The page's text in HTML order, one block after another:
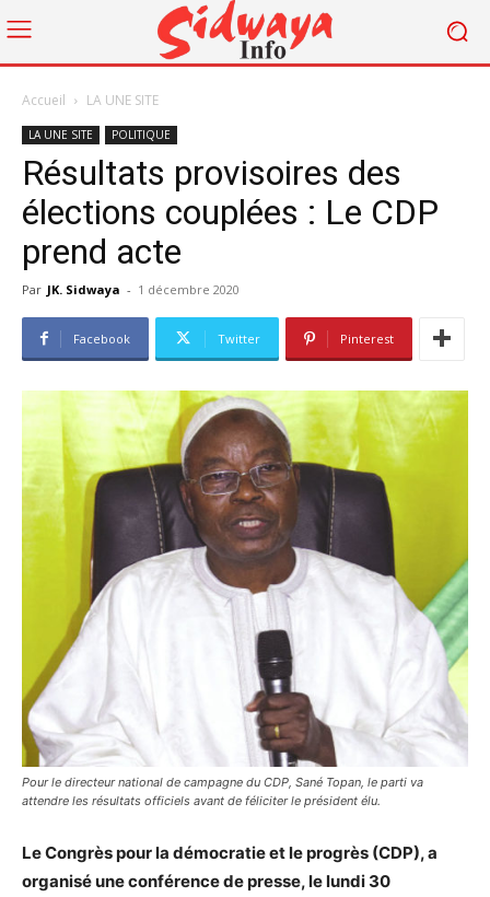
Accueil LA UNE SITE
LA UNE SITE POLITIQUE
Résultats provisoires des
élections couplées : Le CDP
prend acte
Par JK. Sidwaya - 1 décembre 2020
Facebook Twitter Pinterest
Pour le directeur national de campagne du CDP, Sané Topan, le parti va
attendre les résultats officiels avant de féliciter le président élu.
Le Congrès pour la démocratie et le progrès (CDP), a
organisé une conférence de presse, le lundi 30